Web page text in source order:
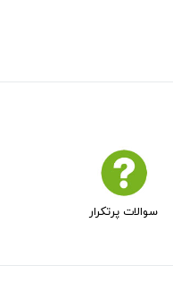
سوالات پرتکرار